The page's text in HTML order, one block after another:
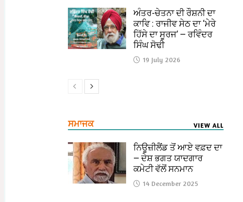
ਅੰਤਰ-ਚੇਤਨਾ ਦੀ ਰੌਸ਼ਨੀ ਦਾ
ਕਾਵਿ : ਰਾਜੀਵ ਸੇਠ ਦਾ ‘ਮੇਰੇ
ਹਿੱਸੇ ਦਾ ਸੂਰਜ’ — ਰਵਿੰਦਰ
ਸਿੰਘ ਸੋਢੀ
19 July 2026
ਸਮਾਜਕ VIEW ALL
ਨਿਊਜ਼ੀਲੈਂਡ ਤੋਂ ਆਏ ਵਫ਼ਦ ਦਾ
— ਦੇਸ਼ ਭਗਤ ਯਾਦਗਾਰ
ਕਮੇਟੀ ਵੱਲੋਂ ਸਨਮਾਨ
14 December 2025